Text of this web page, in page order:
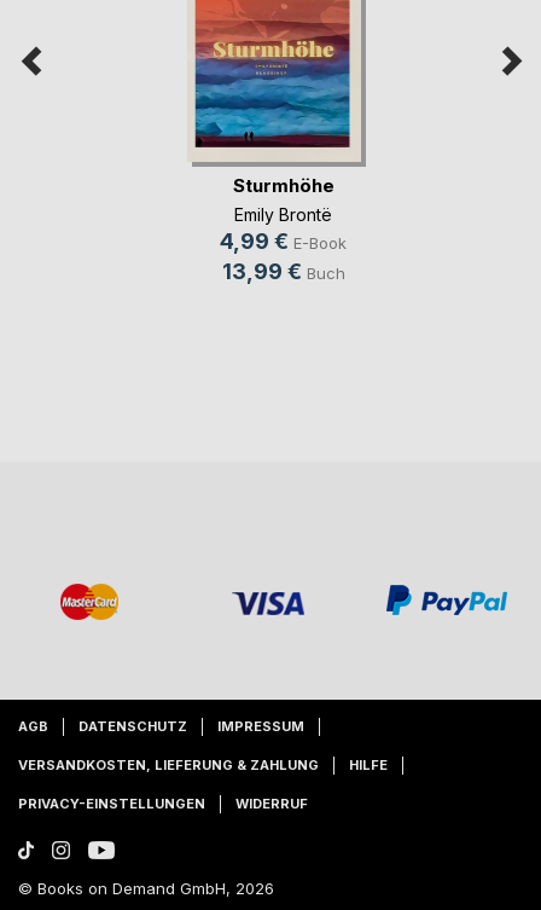
Sturmhöhe
Emily Brontë
4,99 € E-Book
13,99 € Buch
AGB DATENSCHUTZ IMPRESSUM
VERSANDKOSTEN, LIEFERUNG & ZAHLUNG HILFE
PRIVACY-EINSTELLUNGEN WIDERRUF
© Books on Demand GmbH, 2026